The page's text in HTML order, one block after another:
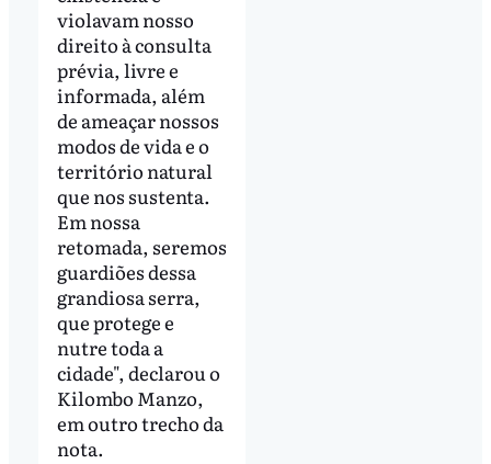
violavam nosso
direito à consulta
prévia, livre e
informada, além
de ameaçar nossos
modos de vida e o
território natural
que nos sustenta.
Em nossa
retomada, seremos
guardiões dessa
grandiosa serra,
que protege e
nutre toda a
cidade", declarou o
Kilombo Manzo,
em outro trecho da
nota.